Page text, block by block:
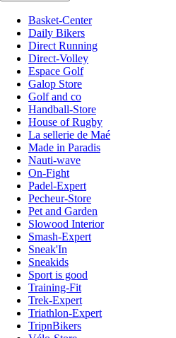
Basket-Center
Daily Bikers
Direct Running
Direct-Volley
Espace Golf
Galop Store
Golf and co
Handball-Store
House of Rugby
La sellerie de Maé
Made in Paradis
Nauti-wave
On-Fight
Padel-Expert
Pecheur-Store
Pet and Garden
Slowood Interior
Smash-Expert
Sneak'In
Sneakids
Sport is good
Training-Fit
Trek-Expert
Triathlon-Expert
TripnBikers